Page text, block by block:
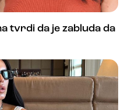
tvrdi da je zabluda da